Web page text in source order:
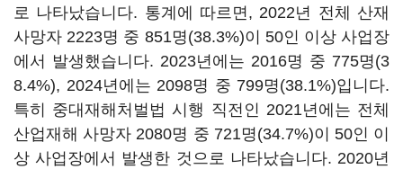
로 나타났습니다. 통계에 따르면, 2022년 전체 산재
사망자 2223명 중 851명(38.3%)이 50인 이상 사업장
에서 발생했습니다. 2023년에는 2016명 중 775명(3
8.4%), 2024년에는 2098명 중 799명(38.1%)입니다.
특히 중대재해처벌법 시행 직전인 2021년에는 전체
산업재해 사망자 2080명 중 721명(34.7%)이 50인 이
상 사업장에서 발생한 것으로 나타났습니다. 2020년